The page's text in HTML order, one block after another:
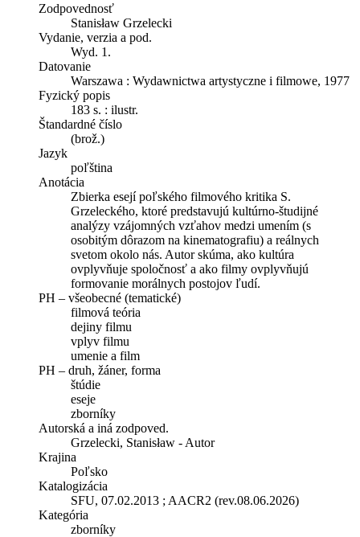
Zodpovednosť
Stanisław Grzelecki
Vydanie, verzia a pod.
Wyd. 1.
Datovanie
Warszawa : Wydawnictwa artystyczne i filmowe, 1977
Fyzický popis
183 s. : ilustr.
Štandardné číslo
(brož.)
Jazyk
poľština
Anotácia
Zbierka esejí poľského filmového kritika S.
Grzeleckého, ktoré predstavujú kultúrno-študijné
analýzy vzájomných vzťahov medzi umením (s
osobitým dôrazom na kinematografiu) a reálnych
svetom okolo nás. Autor skúma, ako kultúra
ovplyvňuje spoločnosť a ako filmy ovplyvňujú
formovanie morálnych postojov ľudí.
PH – všeobecné (tematické)
filmová teória
dejiny filmu
vplyv filmu
umenie a film
PH – druh, žáner, forma
štúdie
eseje
zborníky
Autorská a iná zodpoved.
Grzelecki, Stanisław - Autor
Krajina
Poľsko
Katalogizácia
SFU, 07.02.2013 ; AACR2 (rev.08.06.2026)
Kategória
zborníky